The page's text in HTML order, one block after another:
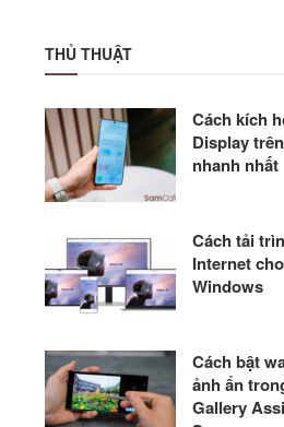
THỦ THUẬT
Cách kích
Display
nhanh nhất
Cách tải
Internet
Windows
Cách bật
ảnh ẩn
Gallery